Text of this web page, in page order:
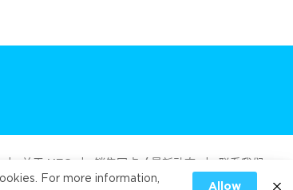
| 关于 UFC | 销售网点 / 最新动态 | 联系我们
COOKIES PRIVACY
For more information,
Allow